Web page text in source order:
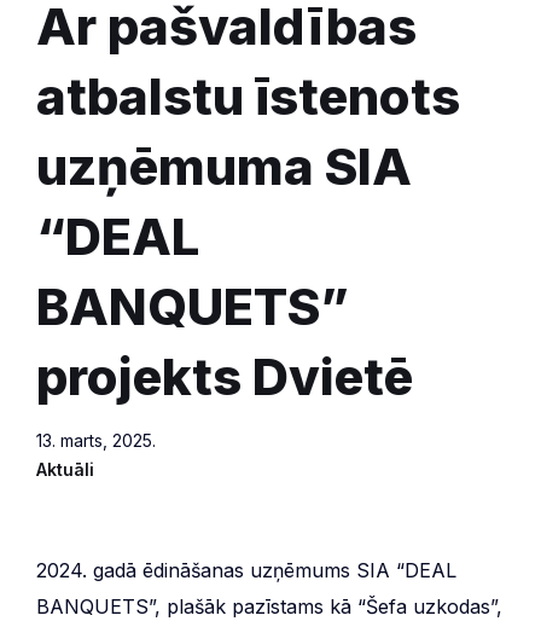
Ar pašvaldības
atbalstu īstenots
uzņēmuma SIA
“DEAL
BANQUETS”
projekts Dvietē
13. marts, 2025.
Aktuāli
2024. gadā ēdināšanas uzņēmums SIA “DEAL
BANQUETS”, plašāk pazīstams kā “Šefa uzkodas”,